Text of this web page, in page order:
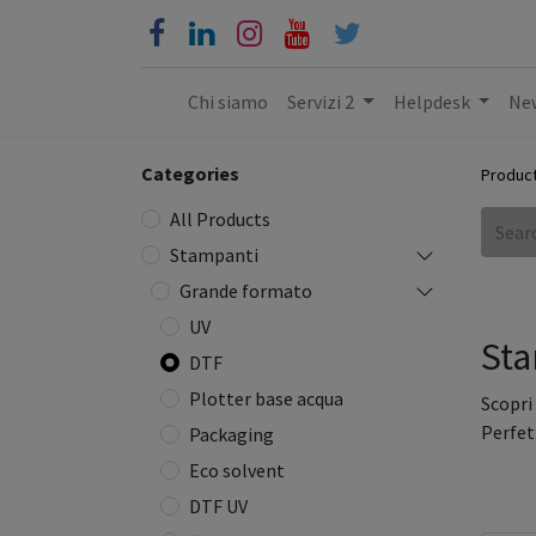
Chi siamo Servizi 2 Helpdesk
Categories
All Products
Stampanti
Grande formato
UV
DTF
Plotter base acqua
Packaging
Eco solvent
DTF UV